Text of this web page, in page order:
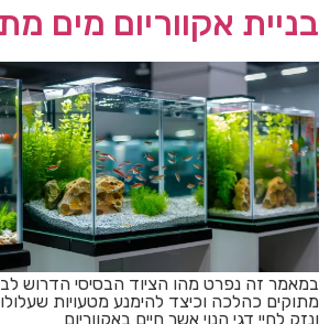
בניית אקווריום מים
במאמר זה נפרט מהו הציוד הבסיסי הדרוש
מתוקים כהלכה וכיצד להימנע מטעויות
ונזק לחיי דגי הנוי אשר חיים באקווריום